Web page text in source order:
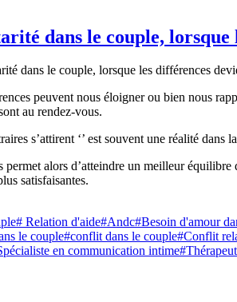
dans le couple,
peuvent nous éloigner ou bien nous
au rendez-vous.
s’attirent ‘’ est souvent une réalité
permet alors d’atteindre un meilleur
satisfaisantes.
# Relation d'aide#Andc#Besoin d'amour
le couple#conflit dans le couple#Conflit
en communication intime